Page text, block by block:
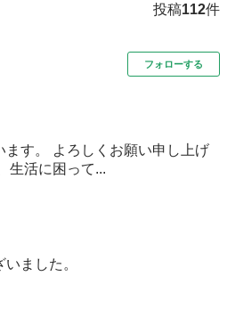
投稿112件
フォローする
す。 よろしくお願い申し上げ
生活に困って...
ました。